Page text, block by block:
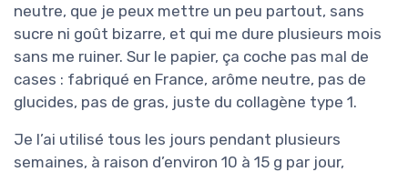
neutre, que je peux mettre un peu partout, sans
sucre ni goût bizarre, et qui me dure plusieurs mois
sans me ruiner. Sur le papier, ça coche pas mal de
cases : fabriqué en France, arôme neutre, pas de
glucides, pas de gras, juste du collagène type 1.
Je l’ai utilisé tous les jours pendant plusieurs
semaines, à raison d’environ 10 à 15 g par jour,